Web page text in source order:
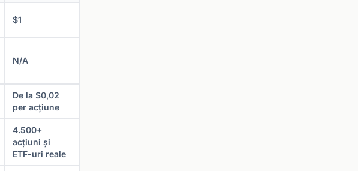
$1
N/A
De la $0,02
per acțiune
4.500+
acțiuni și
ETF-uri reale